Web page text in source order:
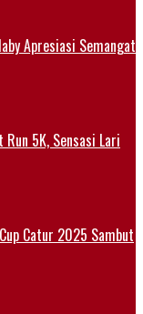
Apresiasi Semangat
5K, Sensasi Lari
Catur 2025 Sambut